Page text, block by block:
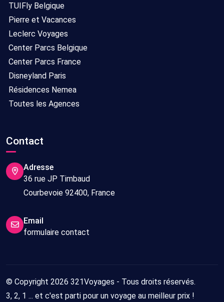
TUIFly Belgique
Pierre et Vacances
Leclerc Voyages
Center Parcs Belgique
Center Parcs France
Disneyland Paris
Résidences Nemea
Toutes les Agences
Contact
Adresse
36 rue JP Timbaud
Courbevoie 92400, France
Email
formulaire contact
© Copyright 2026 321Voyages - Tous droits réservés.
3, 2, 1 ... et c'est parti pour un voyage au meilleur prix !